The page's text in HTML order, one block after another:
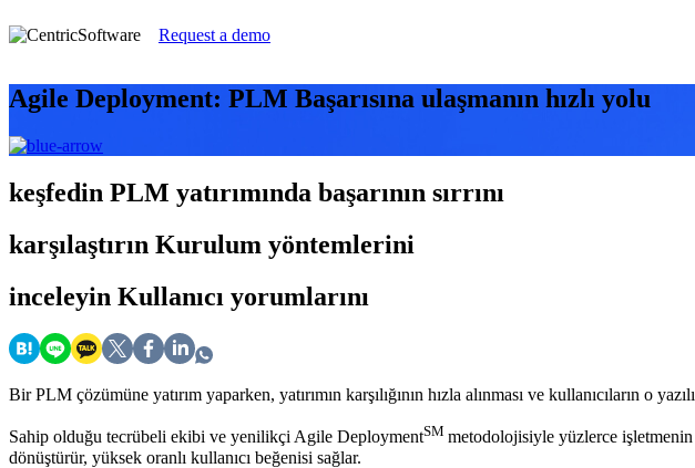
Request a demo
Agile Deployment: PLM Başarısına ulaşmanın hızlı yolu
keşfedin PLM yatırımında başarının sırrını
karşılaştırın Kurulum yöntemlerini
inceleyin Kullanıcı yorumlarını
Bir PLM çözümüne yatırım yaparken, yatırımın karşılığının hızla alınması ve kullanıcıların o
Sahip olduğu tecrübeli ekibi ve yenilikçi Agile DeploymentSM metodolojisiyle yüzlerce işletmenin
dönüştürür, yüksek oranlı kullanıcı beğenisi sağlar.